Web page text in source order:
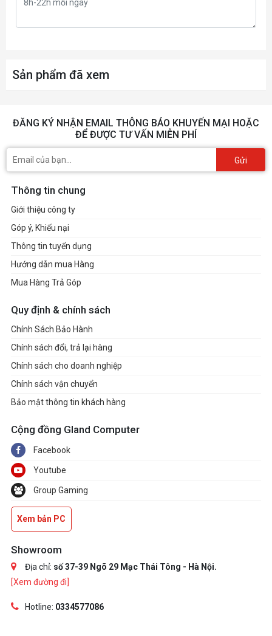
Sản phẩm đã xem
ĐĂNG KÝ NHẬN EMAIL THÔNG BÁO KHUYẾN MẠI HOẶC
ĐỂ ĐƯỢC TƯ VẤN MIỄN PHÍ
Gửi
Thông tin chung
Giới thiệu công ty
Góp ý, Khiếu nại
Thông tin tuyển dụng
Hướng dẫn mua Hàng
Mua Hàng Trả Góp
Quy định & chính sách
Chính Sách Bảo Hành
Chính sách đổi, trả lại hàng
Chính sách cho doanh nghiệp
Chính sách vận chuyển
Bảo mật thông tin khách hàng
Cộng đồng Gland Computer
Facebook
Youtube
Group Gaming
Xem bản PC
Showroom
Địa chỉ: số 37-39 Ngõ 29 Mạc Thái Tông - Hà Nội.
[Xem đường đi]
Hotline: 0334577086